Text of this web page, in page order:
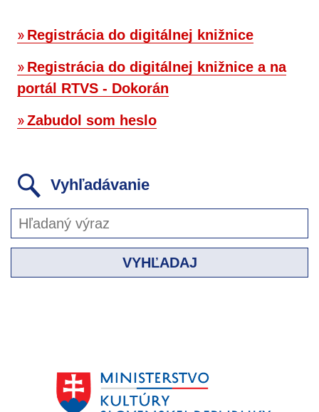
Registrácia do digitálnej knižnice
Registrácia do digitálnej knižnice a na
portál RTVS - Dokorán
Zabudol som heslo
Vyhľadávanie
VYHĽADAJ